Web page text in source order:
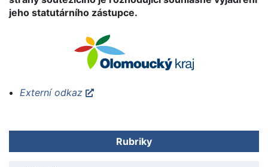
jeho statutárního zástupce.
Externí odkaz
Rubriky